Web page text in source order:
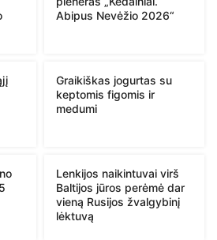
Abipus Nevėžio 2026“
Graikiškas jogurtas su
keptomis figomis ir
medumi
Lenkijos naikintuvai virš
Baltijos jūros perėmė dar
vieną Rusijos žvalgybinį
lėktuvą